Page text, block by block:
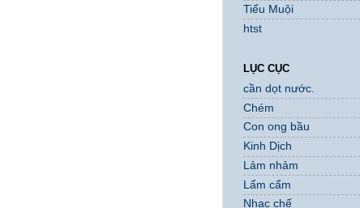
Tiểu Muội
htst
LỤC CỤC
cần dọt nước.
Chém
Con ong bầu
Kinh Dịch
Lảm nhảm
Lẩm cẩm
Nhạc chế